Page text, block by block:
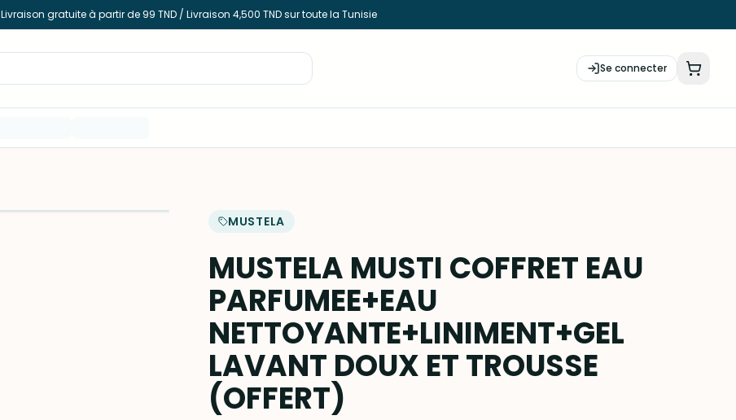
Livraison gratuite à partir de 99 TND / Livraison 4,500 TND sur toute la Tunisie
Se connecter
MUSTELA
MUSTELA MUSTI COFFRET EAU
PARFUMEE+EAU
NETTOYANTE+LINIMENT+GEL
LAVANT DOUX ET TROUSSE
(OFFERT)